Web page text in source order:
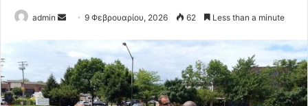
admin
Send9 Φεβρουαρίου, 2026 62 Less than a minute